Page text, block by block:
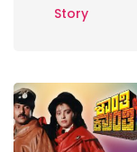
Story